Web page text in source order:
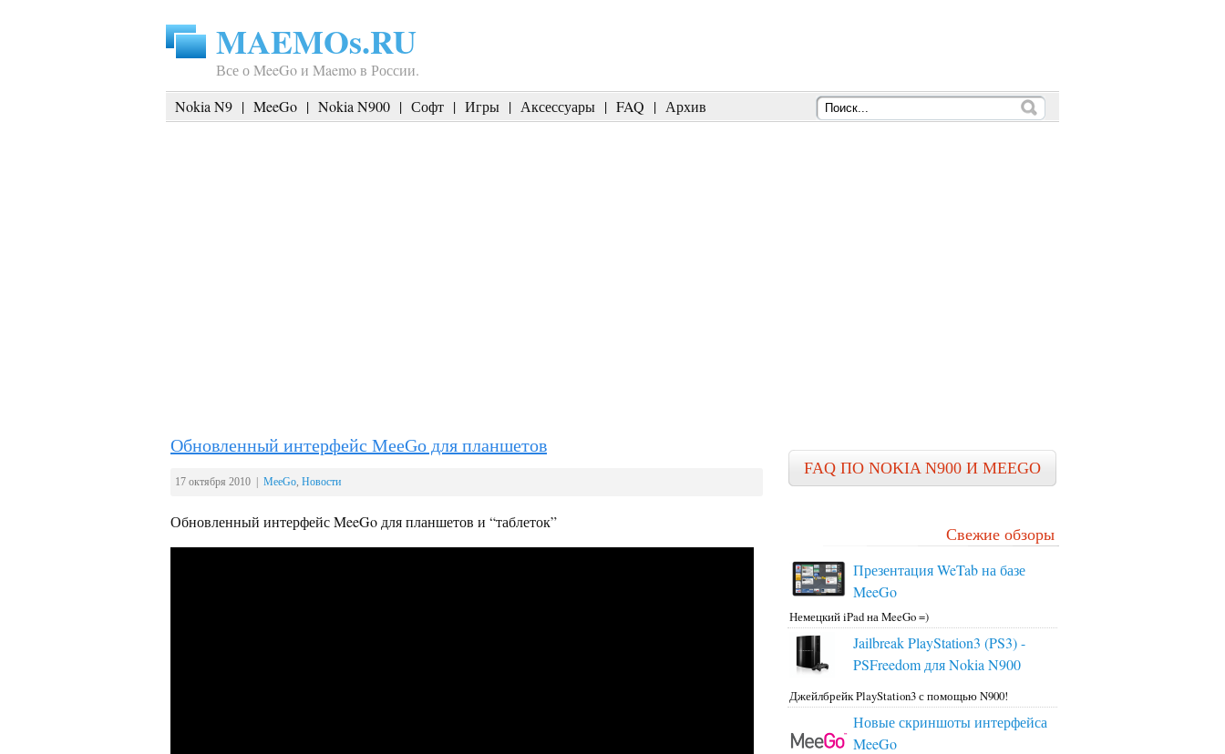
MAEMOs.RU
Все о MeeGo и Maemo в России.
Nokia N9 | MeeGo | Nokia N900 | Софт | Игры | Аксессуары | FAQ | Архив
Обновленный интерфейс MeeGo для планшетов
17 октября 2010 | MeeGo, Новости
Обновленный интерфейс MeeGo для планшетов и “таблеток”
FAQ ПО NOKIA N900 И MEEGO
Свежие обзоры
Презентация WeTab на базе
MeeGo
Немецкий iPad на MeeGo =)
Jailbreak PlayStation3 (PS3) -
PSFreedom для Nokia N900
Джейлбрейк PlayStation3 с помощью N900!
Новые скриншоты интерфейса
MeeGo